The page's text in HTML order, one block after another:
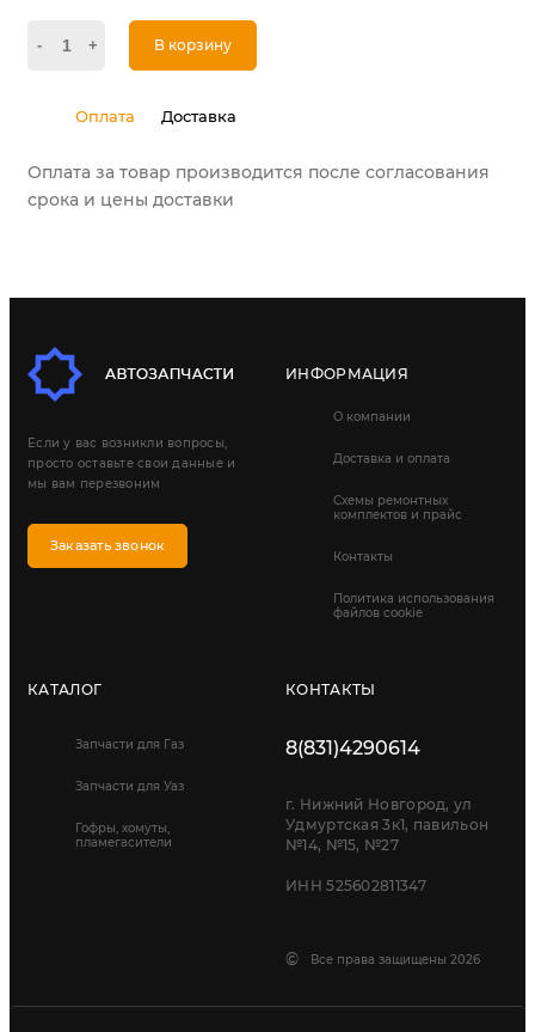
- + В корзину
Оплата Доставка
Оплата за товар производится после согласования
срока и цены доставки
Если у вас возникли вопросы,
просто оставьте свои данные и
мы вам перезвоним
Заказать звонок
ИНФОРМАЦИЯ
О компании
Доставка и оплата
Схемы ремонтных
комплектов и прайс
Контакты
Политика использования
файлов cookie
КАТАЛОГ
Запчасти для Газ
Запчасти для Уаз
Гофры, хомуты,
пламегасители
КОНТАКТЫ
8(831)4290614
г. Нижний Новгород, ул
Удмуртская 3к1, павильон
№14, №15, №27
ИНН 525602811347
© Все права защищены 2026